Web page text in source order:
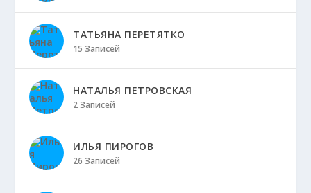
ТАТЬЯНА ПЕРЕТЯТКО
15 Записей
НАТАЛЬЯ ПЕТРОВСКАЯ
2 Записей
ИЛЬЯ ПИРОГОВ
26 Записей